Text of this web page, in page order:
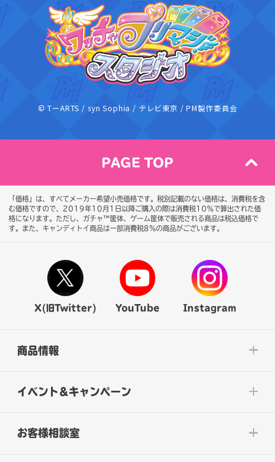
ワッチャプ
© TーARTS / syn Sophia / テレビ東京 / PM製作委員会
PAGE TOP
「価格」は、すべてメーカー希望小売価格です。税別記載のない価格は、消費税を含
む価格ですので、2019年10月1日以降ご購入の際は消費税10％で算出された価
格になります。 ただし、ガチャ™筐体、ゲーム筐体で販売される商品は税込価格で
す。また、キャンディトイ商品は一部消費税8％の商品がございます。
X(旧Twitter) YouTube Instagram
商品情報
イベント&キャンペーン
お客様相談室